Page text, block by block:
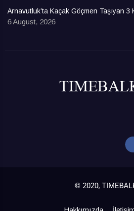
Arnavutluk’ta Kaçak Göçmen Taşıyan 3
6 August, 2026
© 2020,